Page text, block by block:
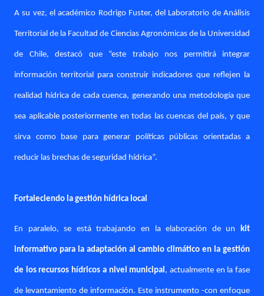
A su vez, el académico Rodrigo Fuster, del Laboratorio de Análisis
Territorial de la Facultad de Ciencias Agronómicas de la Universidad
de Chile, destacó que “este trabajo nos permitirá integrar
información territorial para construir indicadores que reflejen la
realidad hídrica de cada cuenca, generando una metodología que
sea aplicable posteriormente en todas las cuencas del país, y que
sirva como base para generar políticas públicas orientadas a
reducir las brechas de seguridad hídrica”.
Fortaleciendo la gestión hídrica local
En paralelo, se está trabajando en la elaboración de un kit
informativo para la adaptación al cambio climático en la gestión
de los recursos hídricos a nivel municipal, actualmente en la fase
de levantamiento de información. Este instrumento -con enfoque